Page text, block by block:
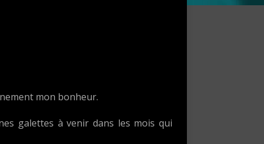
mon bonheur.
galettes à venir dans les mois qui